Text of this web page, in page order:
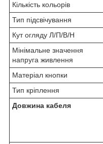
Кількість кольорів
Тип підсвічування
Кут огляду Л/П/В/Н
Мінімальне значення
напруга живлення
Матеріал кнопки
Тип кріплення
Довжина кабеля